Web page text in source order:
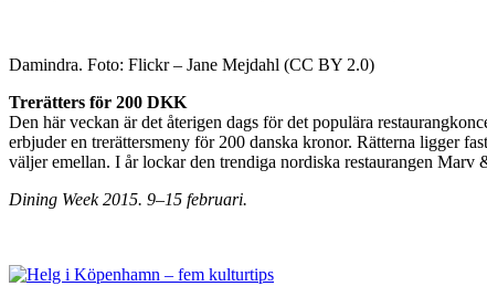
Damindra. Foto: Flickr – Jane Mejdahl (CC BY 2.0)
Trerätters för 200 DKK
Den här veckan är det återigen dags för det populära
erbjuder en trerättersmeny för 200 danska kronor. Rätterna ligger
väljer emellan. I år lockar den trendiga nordiska restaurangen
Dining Week 2015. 9–15 februari.